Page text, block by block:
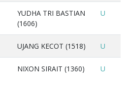
YUDHA TRI BASTIAN
(1606)
U
UJANG KECOT (1518) U
NIXON SIRAIT (1360) U